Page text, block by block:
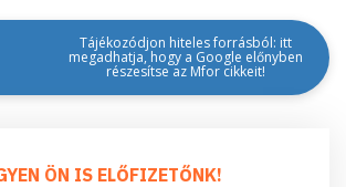
Tájékozódjon hiteles forrásból: itt
megadhatja, hogy a Google előnyben
részesítse az Mfor cikkeit!
ÖN IS ELŐFIZETŐNK!